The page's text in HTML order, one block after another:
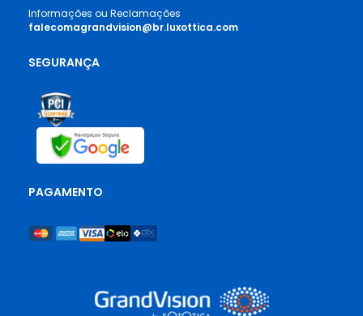
Informações ou Reclamações
falecomagrandvision@br.luxottica.com
SEGURANÇA
PAGAMENTO